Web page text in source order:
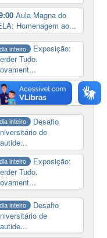
Aula Magna do
Homenagem ao...
dia inteiro
Exposição:
Tudo.
Soberania
e digital
dia inteiro
Desafio
de
dia inteiro
Exposição:
Tudo.
dia inteiro
Desafio
de